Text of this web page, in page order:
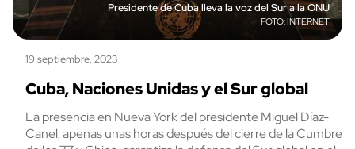
Presidente de Cuba lleva la voz del Sur a la ONU
INTERNET
19 septiembre, 2023
Cuba, Naciones Unidas y el Sur global
La presencia en Nueva York del presidente Miguel Díaz-
Canel, apenas unas horas después del cierre de la Cumbre